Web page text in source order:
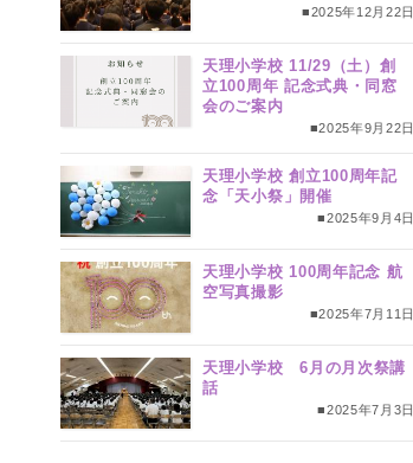
■2025年12月22日
天理小学校 11/29（土）創
立100周年 記念式典・同窓
会のご案内
■2025年9月22日
天理小学校 創立100周年記
念「天小祭」開催
■2025年9月4日
天理小学校 100周年記念 航
空写真撮影
■2025年7月11日
天理小学校 6月の月次祭講
話
■2025年7月3日